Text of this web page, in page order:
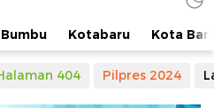
Faktual dan Mendidik
Kotabaru Kota
404 Pilpres 2024